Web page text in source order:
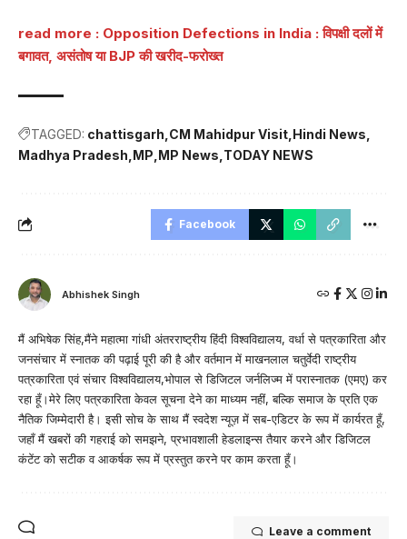
read more : Opposition Defections in India : विपक्षी दलों में
बगावत, असंतोष या BJP की खरीद-फरोख्त
TAGGED: chattisgarh CM Mahidpur Visit Hindi News
Madhya Pradesh MP MP News TODAY NEWS
Facebook
Abhishek Singh
मैं अभिषेक सिंह,मैंने महात्मा गांधी अंतरराष्ट्रीय हिंदी विश्वविद्यालय, वर्धा से पत्रकारिता और
जनसंचार में स्नातक की पढ़ाई पूरी की है और वर्तमान में माखनलाल चतुर्वेदी राष्ट्रीय
पत्रकारिता एवं संचार विश्वविद्यालय,भोपाल से डिजिटल जर्नलिज्म में परास्नातक (एमए) कर
रहा हूँ।मेरे लिए पत्रकारिता केवल सूचना देने का माध्यम नहीं, बल्कि समाज के प्रति एक
नैतिक जिम्मेदारी है। इसी सोच के साथ मैं स्वदेश न्यूज़ में सब-एडिटर के रूप में कार्यरत हूँ,
जहाँ मैं खबरों की गहराई को समझने, प्रभावशाली हेडलाइन्स तैयार करने और डिजिटल
कंटेंट को सटीक व आकर्षक रूप में प्रस्तुत करने पर काम करता हूँ।
Leave a comment